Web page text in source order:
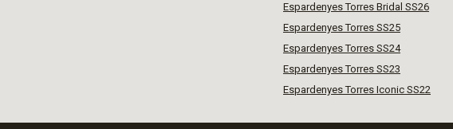
Espardenyes Torres Bridal SS26
Espardenyes Torres SS25
Espardenyes Torres SS24
Espardenyes Torres SS23
Espardenyes Torres Iconic SS22